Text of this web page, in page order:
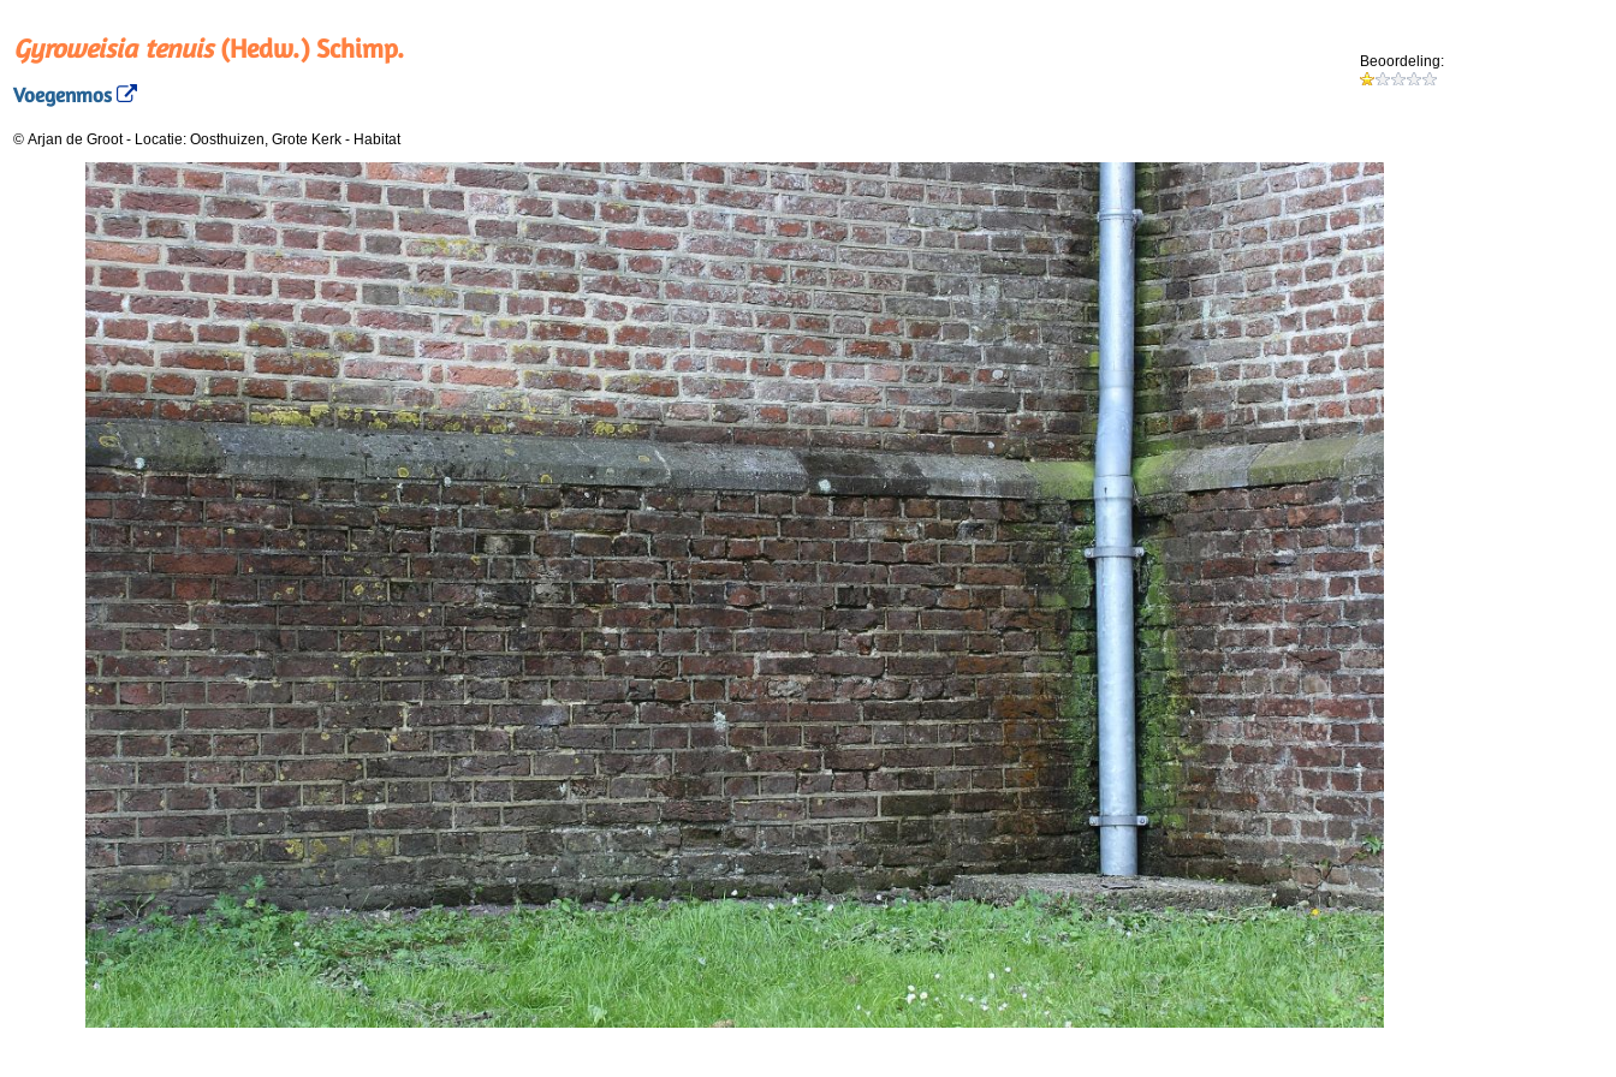
Gyroweisia tenuis(Hedw.) Schimp.
Voegenmos
Beoordeling:
© Arjan de Groot- Locatie: Oosthuizen, Grote Kerk - Habitat